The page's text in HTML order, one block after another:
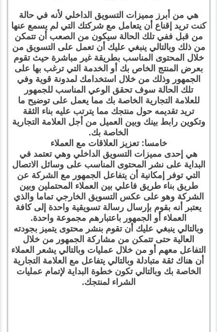
هي من أبرز مميزات التسويق الداخلي لأنه في حالة
كنت تريد إقناع أن يتعامل مع شركتك التي لم يسمع عنها
من قبل ففي تلك الحالة سيكون من الصعب أن تتمكن
من ذلك وبالتالي ينبغي عليك أن تعمل على التسويق من
خلال المحتوى المناسب بطريقة غير مباشرة حيث تقوم
بعرض المنتج الخاص بك أو الخدمة التي ترغب بها على
الجمهور وذلك من خلال استخدامك لمدونة قوية وفي
تلك الحالة سوف تحقق الوعي المناسب للجمهور
للعلامة التجارية الخاصة بك مما يعمل على توضيح ما
تريد تقديمه حول منتجك مما يترتب عليه بناء الثقة
وتكوين رابط بينك وبين العميل من أجل العلامة التجارية
الخاصة بك.
خامسا: تعزيز العلاقات مع العملاء
هي إحدى مميزات التسويق الداخلي وهي تعتمد في
البداية على نشر المحتوى المناسب على وسائل الاتصال
التي توفر إمكانية أن يتفاعل الجمهور مع الشركة عن
طريق بناء طريق فاعلي بين العملاء المحتملين وبين
الشركة وهو على عكس التسويق الخارجي تماما والذي
يعتبر أنه بقوم بإرسال رسالة تسويقية واحدة إلى كافة
العملاء أو الجمهور باعتبارهم مجموعة واحدة.
وبالتالي ينبغي عليك أن تقوم بنشر محتوى يتميز بجودته
العالية حتى تتمكن من مشاركة الجمهور من خلال
التفاعل معهم أو من خلال عمليات وبالتالي يشعر العملاء
أن هناك ثقة متبادلة وبالتالي يتفاعل مع العلامة التجارية
الخاصة بك وبالتالي تكون خطوة البداية لإتمام عمليات
الشراء لمنتجك.